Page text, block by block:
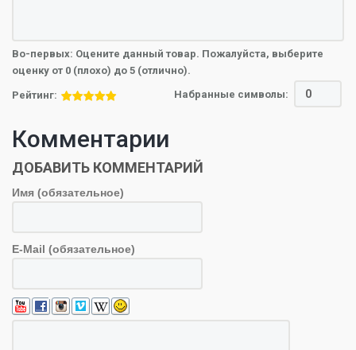
Во-первых: Оцените данный товар. Пожалуйста, выберите
оценку от 0 (плохо) до 5 (отлично).
Рейтинг: Набранные символы:
Комментарии
ДОБАВИТЬ КОММЕНТАРИЙ
Имя (обязательное)
E-Mail (обязательное)